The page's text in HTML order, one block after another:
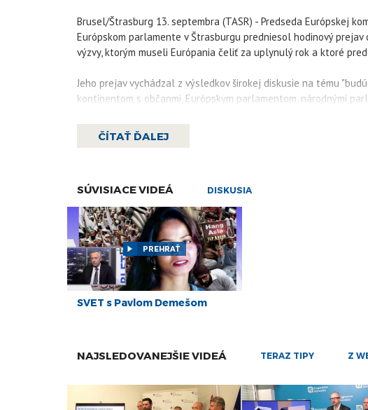
Brusel/Štrasburg 13. septembra (TASR) - Predseda Európskej
Európskom parlamente v Štrasburgu predniesol hodinový prejav
výzvy, ktorým museli Európania čeliť za uplynulý rok a ktoré
Jeho prejav vychádzal z výsledkov širokej diskusie na tému
kontinentom s občanmi, Európskym parlamentom, národnými
Vo svojom prejave venovanom otázkam migrácie, bezpečnosti,
S odkazom na krajiny strednej a východnej Európy, ktoré na
Maďari alebo Česi si zaslúžia pod rovnakou značkou dostať
západných krajinách EÚ.
Viac čítajtetu
ČÍTAŤ ĎALEJ
SÚVISIACE VIDEÁ DISKUSIA
PREHRAŤ
SVET s Pavlom Demešom
NAJSLEDOVANEJŠIE VIDEÁ TERAZ TIPY Z